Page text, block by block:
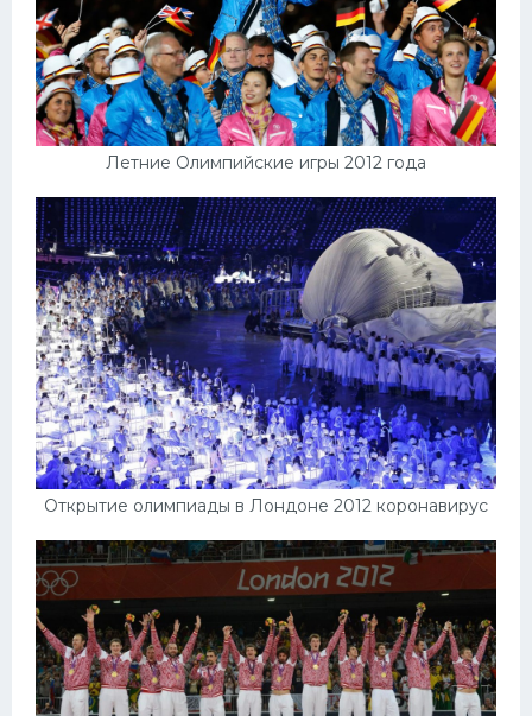
Летние Олимпийские игры 2012 года
Открытие олимпиады в Лондоне 2012 коронавирус